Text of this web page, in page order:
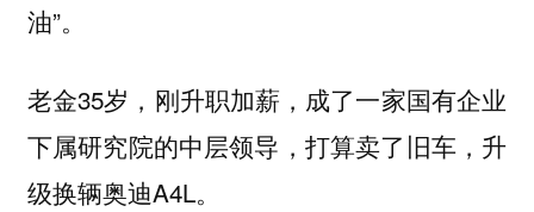
油”。
老金35岁，刚升职加薪，成了一家国有企业
下属研究院的中层领导，打算卖了旧车，升
级换辆奥迪A4L。